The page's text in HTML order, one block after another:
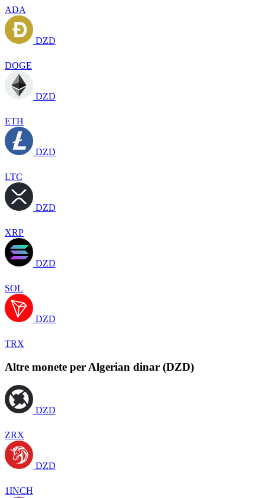
ADA
DZD
DOGE
DZD
ETH
DZD
LTC
DZD
XRP
DZD
SOL
DZD
TRX
Altre monete per Algerian dinar (DZD)
DZD
ZRX
DZD
1INCH